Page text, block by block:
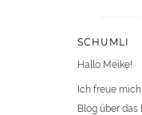
SCHÜMLI
Hallo Meike!
Ich freue
Blog über das